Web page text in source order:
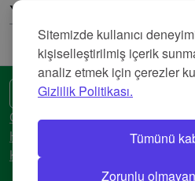
Sitemizde kullanıcı
kişiselleştirilmiş içerik
analiz etmek için çerezler
Gizlilik Politikası.
Tümünü
Zorunlu
Yorumlar
🌍 Başka bir dil
Gizlilik Politikası
Hizmet Şartları
Künye
© 2018-2026